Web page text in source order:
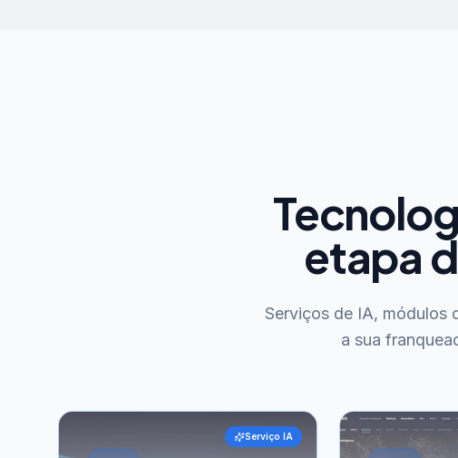
etapa
Serviços de IA, módulos
a sua
Serviço IA